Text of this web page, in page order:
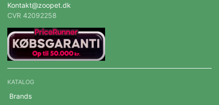
Kontakt@zoopet.dk
CVR 42092258
KATALOG
Brands